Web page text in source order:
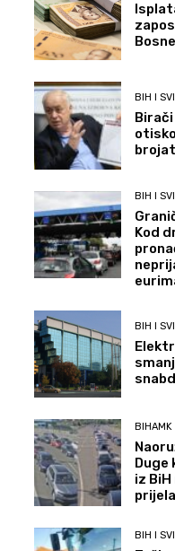
BIH I
BIH I
Kod
BIH I
BIHAMK
Duge
iz
BIH I